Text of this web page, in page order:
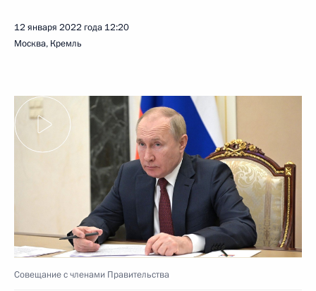
12 января 2022 года 12:20
Москва, Кремль
Совещание с членами Правительства